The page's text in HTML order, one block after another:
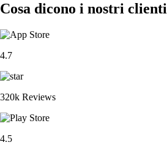
Cosa dicono i nostri clienti
4.7
320k Reviews
4.5